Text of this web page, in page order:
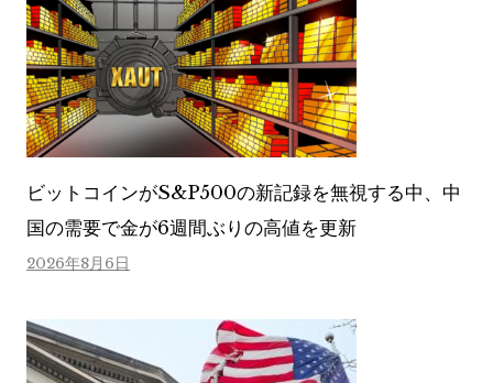
ビットコインがS&P500の新記録を無視する中、中
国の需要で金が6週間ぶりの高値を更新
2026年8月6日